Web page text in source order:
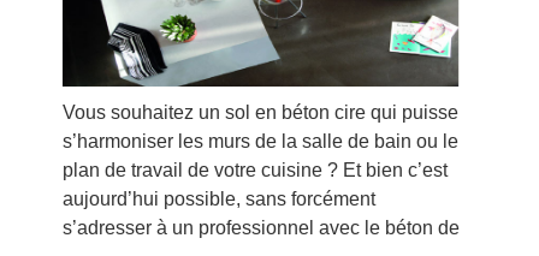
Vous souhaitez un sol en béton cire qui puisse
s’harmoniser les murs de la salle de bain ou le
plan de travail de votre cuisine ? Et bien c’est
aujourd’hui possible, sans forcément
s’adresser à un professionnel avec le béton de